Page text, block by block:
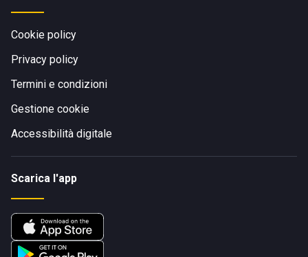
Cookie policy
Privacy policy
Termini e condizioni
Gestione cookie
Accessibilità digitale
Scarica l'app